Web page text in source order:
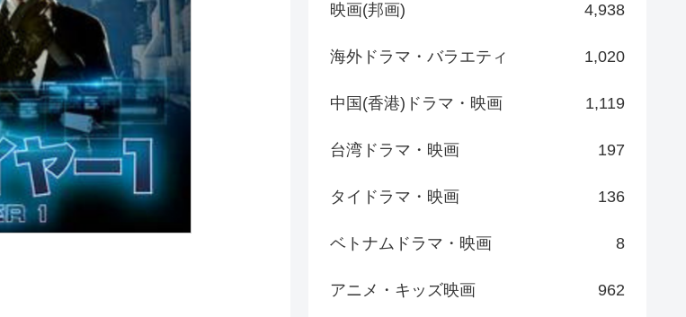
映画(邦画) 4,938
海外ドラマ・バラエティ 1,020
中国(香港)ドラマ・映画 1,119
台湾ドラマ・映画 197
タイドラマ・映画 136
ベトナムドラマ・映画 8
アニメ・キッズ映画 962